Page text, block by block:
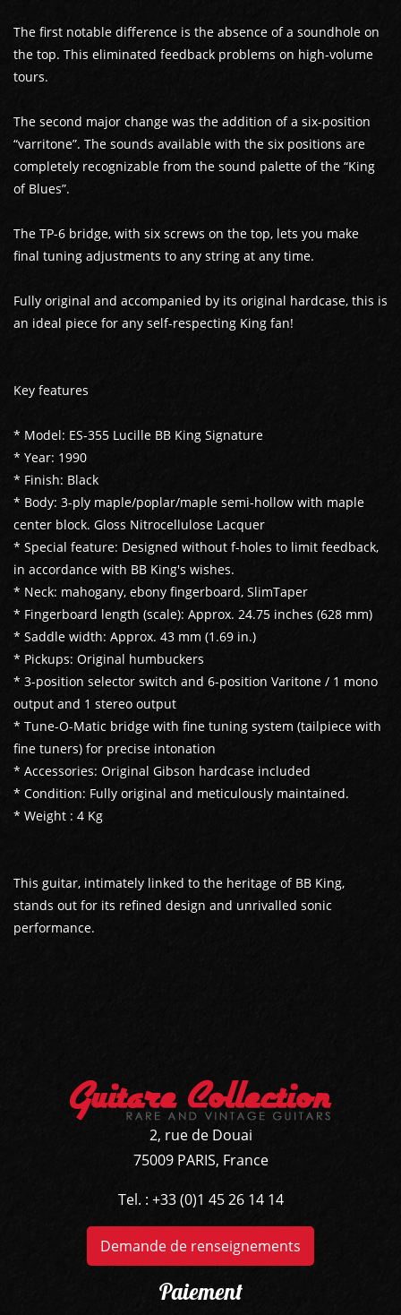
GUITARES
BASSES
PÉDALES ET EFFETS
AUTRE
The first notable difference is the absence of a soundhole on
the top. This eliminated feedback problems on high-volume
tours.
The second major change was the addition of a six-position
“varritone”. The sounds available with the six positions are
completely recognizable from the sound palette of the “King
of Blues”.
The TP-6 bridge, with six screws on the top, lets you make
final tuning adjustments to any string at any time.
Fully original and accompanied by its original hardcase, this is
an ideal piece for any self-respecting King fan!
Key features
* Model: ES-355 Lucille BB King Signature
* Year: 1990
* Finish: Black
* Body: 3-ply maple/poplar/maple semi-hollow with maple
center block. Gloss Nitrocellulose Lacquer
* Special feature: Designed without f-holes to limit feedback,
in accordance with BB King's wishes.
* Neck: mahogany, ebony fingerboard, SlimTaper
* Fingerboard length (scale): Approx. 24.75 inches (628 mm)
* Saddle width: Approx. 43 mm (1.69 in.)
* Pickups: Original humbuckers
* 3-position selector switch and 6-position Varitone / 1 mono
output and 1 stereo output
* Tune-O-Matic bridge with fine tuning system (tailpiece with
fine tuners) for precise intonation
* Accessories: Original Gibson hardcase included
* Condition: Fully original and meticulously maintained.
* Weight : 4 Kg
This guitar, intimately linked to the heritage of BB King,
stands out for its refined design and unrivalled sonic
performance.
2, rue de Douai
75009 PARIS, France
Tel. : +33 (0)1 45 26 14 14
Demande de renseignements
Paiement